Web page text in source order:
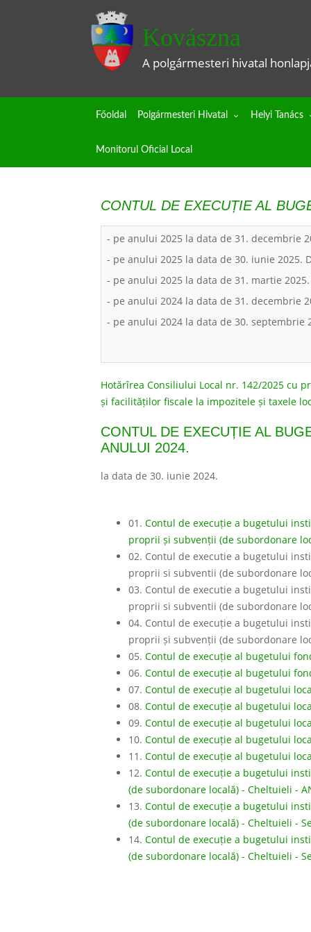
Kovászna
A polgármesteri hivatal
Főoldal Polgármesteri Hivatal Helyi Tanács
Monitorul Oficial Local
CONTUL DE EXECUȚIE AL
- pe anului 2025 la data de 31. decembrie
- pe anului 2025 la data de 30. iunie 2025.
- pe anului 2025 la data de 31. martie
- pe anului 2024 la data de 31. decembrie
- pe anului 2024 la data de 30. septembrie
Hotărîrea Consiliului Local nr. 142/2025 cu
și facilităților fiscale la impozitele și taxele
CONTUL DE EXECUȚIE AL
ANULUI 2024.
la data de 30. iunie 2024.
01. Contul de execuție a bugetului
proprii și subvenții (de subordonare
02. Contul de executie a bugetului
proprii si subventii (de subordonare
03. Contul de executie a bugetului
proprii si subventii (de subordonare
04. Contul de execuție a bugetului
proprii și subvenții (de subordonare
05. Contul de execuție al bugetului
06. Contul de execuție al bugetului
07. Contul de execuție al bugetului
08. Contul de execuție al bugetului
09. Contul de execuție al bugetului
10. Contul de execuție al bugetului
11. Contul de execuție al bugetului
12. Contul de execuție a bugetului
(de subordonare locală) - Cheltuieli -
13. Contul de execuție a bugetului
(de subordonare locală) - Cheltuieli -
14. Contul de execuție a bugetului
(de subordonare locală) - Cheltuieli -